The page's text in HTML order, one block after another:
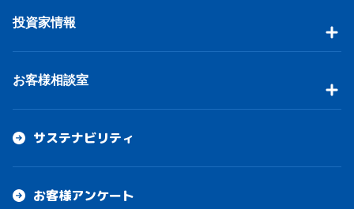
投資家情報
お客様相談室
サステナビリティ
お客様アンケート